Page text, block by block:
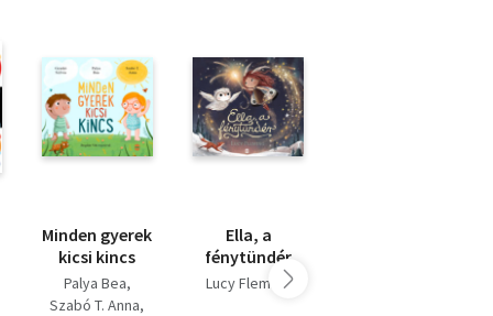
Minden gyerek
kicsi kincs
Palya Bea
Szabó T. Anna
Ella, a
fénytündér
Lucy Fleming